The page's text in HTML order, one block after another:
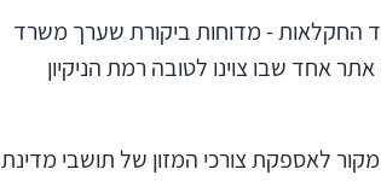
החקלאות - מדוחות ביקורת שערך משרד
שבין ינואר 2023 ואוגוסט 2024. עלה כי למעט אתר אחד שבו צוינו לטובה רמת הניקיון
לאספקת צורכי המזון של תושבי מדינת